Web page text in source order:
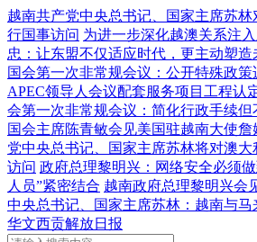
越南共产党中央总书记、国家主席苏
行国事访问 为进一步深化越澳关系注
忠：让东盟不仅适应时代，更主动塑造
国会第一次非常规会议：公开特殊政策
APEC领导人会议配套服务项目工程认
会第一次非常规会议：简化行政手续
国会主席陈青敏会见美国驻越南大使詹
党中央总书记、国家主席苏林将对澳
访问 政府总理黎明兴：网络安全必须
人员”紧密结合 越南政府总理黎明兴会
中央总书记、国家主席苏林：越南与
华文西贡解放日报